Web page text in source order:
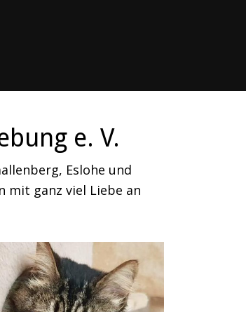
e. V.
Eslohe und
mit ganz viel Liebe an